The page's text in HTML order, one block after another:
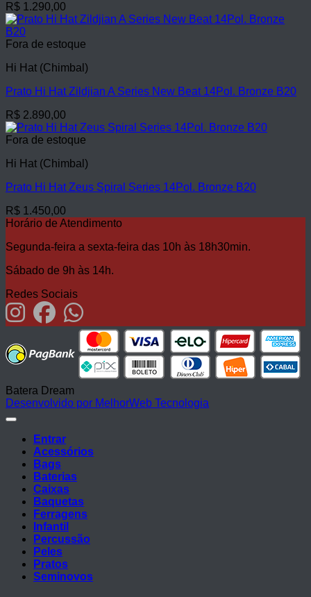
R$ 1.290,00
Fora de estoque
Hi Hat (Chimbal)
Prato Hi Hat Zildjian A Series New Beat 14Pol. Bronze B20
R$ 2.890,00
Fora de estoque
Hi Hat (Chimbal)
Prato Hi Hat Zeus Spiral Series 14Pol. Bronze B20
R$ 1.450,00
Horário de Atendimento
Segunda-feira a sexta-feira das 10h às 18h30min.
Sábado de 9h às 14h.
Redes Sociais
Batera Dream
Desenvolvido por MelhorWeb Tecnologia
Entrar
Acessórios
Bags
Baterias
Caixas
Baquetas
Ferragens
Infantil
Percussão
Peles
Pratos
Seminovos